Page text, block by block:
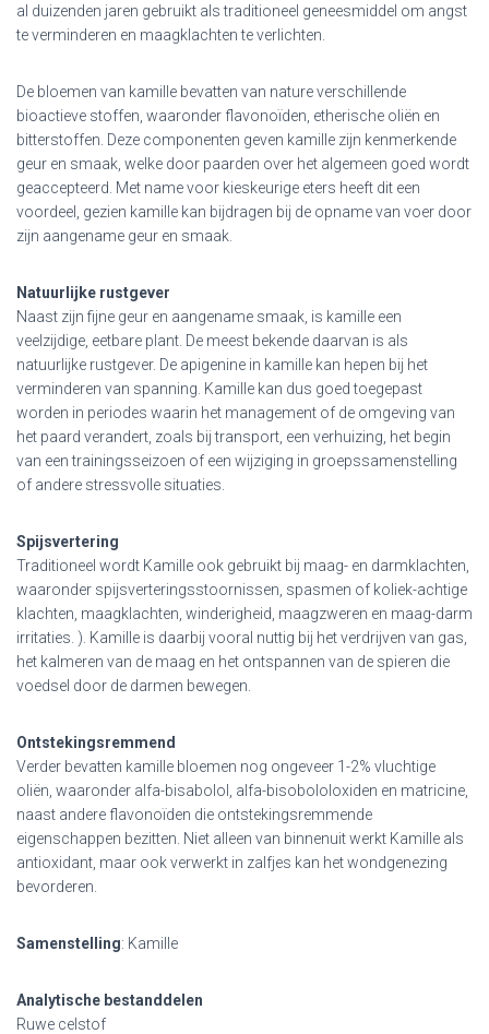
al duizenden jaren gebruikt als traditioneel geneesmiddel om angst
te verminderen en maagklachten te verlichten.
De bloemen van kamille bevatten van nature verschillende
bioactieve stoffen, waaronder flavonoïden, etherische oliën en
bitterstoffen. Deze componenten geven kamille zijn kenmerkende
geur en smaak, welke door paarden over het algemeen goed wordt
geaccepteerd. Met name voor kieskeurige eters heeft dit een
voordeel, gezien kamille kan bijdragen bij de opname van voer door
zijn aangename geur en smaak.
Natuurlijke rustgever
Naast zijn fijne geur en aangename smaak, is kamille een
veelzijdige, eetbare plant. De meest bekende daarvan is als
natuurlijke rustgever. De apigenine in kamille kan hepen bij het
verminderen van spanning. Kamille kan dus goed toegepast
worden in periodes waarin het management of de omgeving van
het paard verandert, zoals bij transport, een verhuizing, het begin
van een trainingsseizoen of een wijziging in groepssamenstelling
of andere stressvolle situaties.
Spijsvertering
Traditioneel wordt Kamille ook gebruikt bij maag- en darmklachten,
waaronder spijsverteringsstoornissen, spasmen of koliek-achtige
klachten, maagklachten, winderigheid, maagzweren en maag-darm
irritaties. ). Kamille is daarbij vooral nuttig bij het verdrijven van gas,
het kalmeren van de maag en het ontspannen van de spieren die
voedsel door de darmen bewegen.
Ontstekingsremmend
Verder bevatten kamille bloemen nog ongeveer 1-2% vluchtige
oliën, waaronder alfa-bisabolol, alfa-bisobololoxiden en matricine,
naast andere flavonoïden die ontstekingsremmende
eigenschappen bezitten. Niet alleen van binnenuit werkt Kamille als
antioxidant, maar ook verwerkt in zalfjes kan het wondgenezing
bevorderen.
Samenstelling: Kamille
Analytische bestanddelen
Ruwe celstof